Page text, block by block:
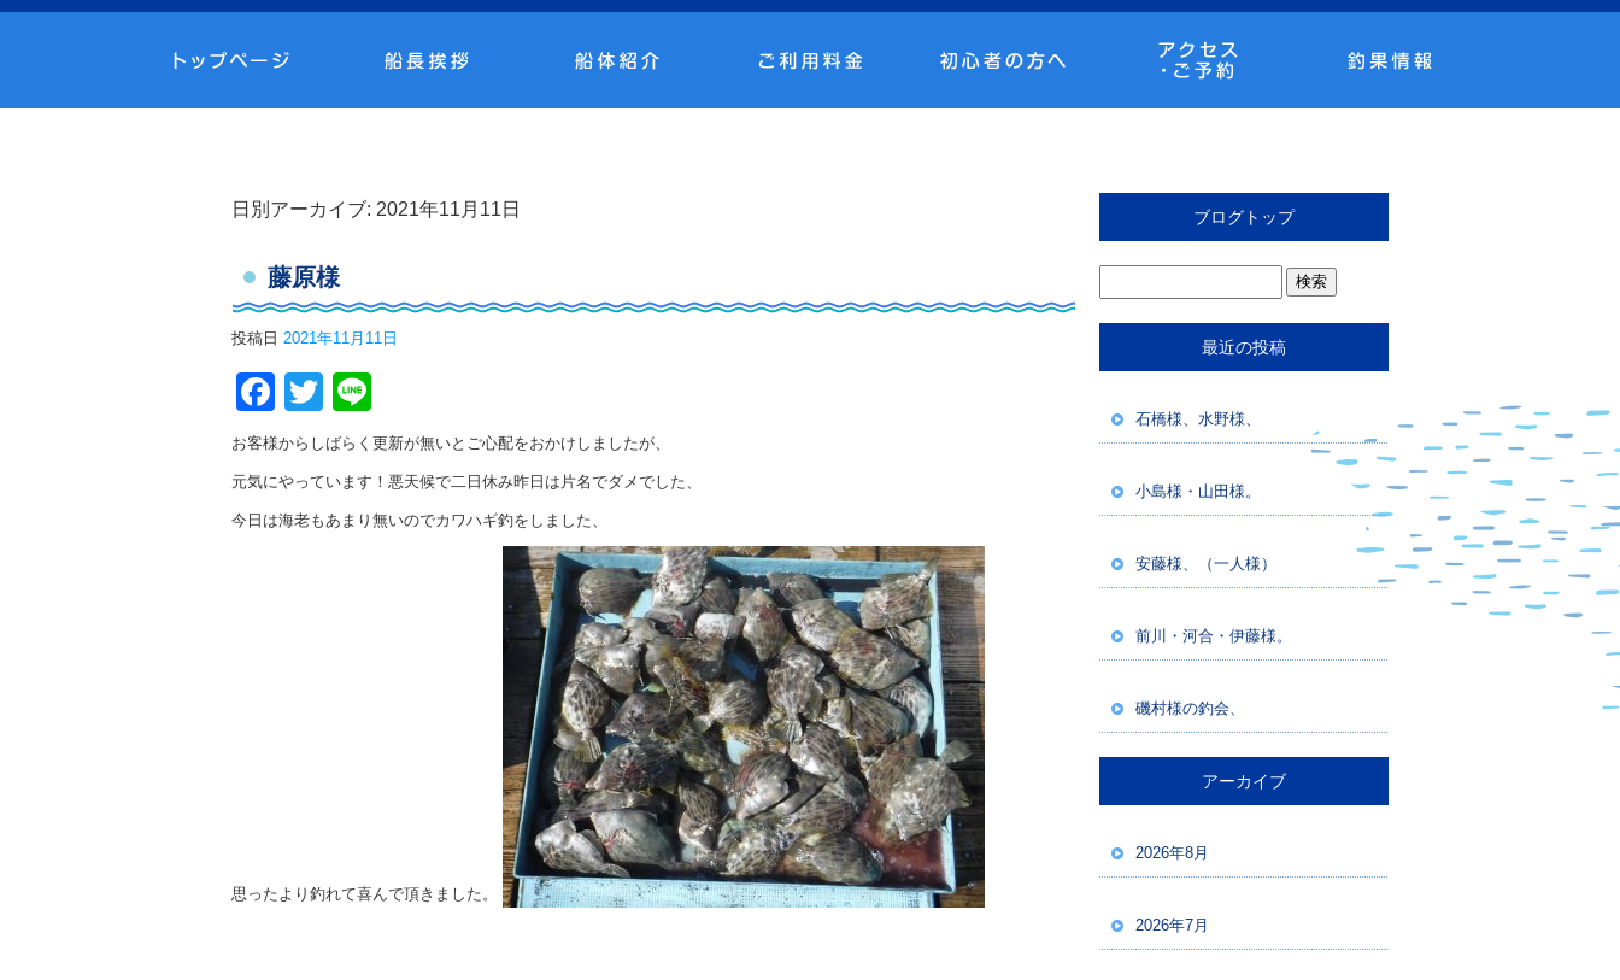
日別アーカイブ: 2021年11月11日
藤原様
投稿日 2021年11月11日
Facebook
Twitter
お客様からしばらく更新が無いとご心配をおかけしましたが、
元気にやっています！悪天候で二日休み昨日は片名でダメでした、
今日は海老もあまり無いのでカワハギ釣をしました、
思ったより釣れて喜んで頂きました。
ブログトップ
最近の投稿
石橋様、水野様、
小島様・山田様。
安藤様、（一人様）
前川・河合・伊藤様。
磯村様の釣会、
アーカイブ
2026年8月
2026年7月